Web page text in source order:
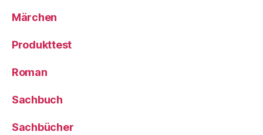
Märchen
Produkttest
Roman
Sachbuch
Sachbücher